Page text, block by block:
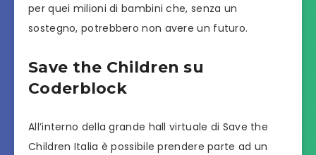
per quei milioni di bambini che, senza un
sostegno, potrebbero non avere un futuro.
Save the Children su
Coderblock
All’interno della grande hall virtuale di Save the
Children Italia è possibile prendere parte ad un